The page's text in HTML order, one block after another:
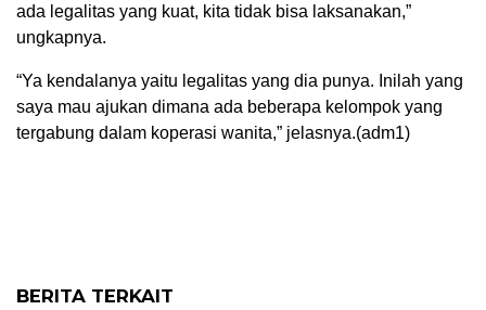
ada legalitas yang kuat, kita tidak bisa laksanakan,”
ungkapnya.
“Ya kendalanya yaitu legalitas yang dia punya. Inilah yang
saya mau ajukan dimana ada beberapa kelompok yang
tergabung dalam koperasi wanita,” jelasnya.(adm1)
BERITA TERKAIT